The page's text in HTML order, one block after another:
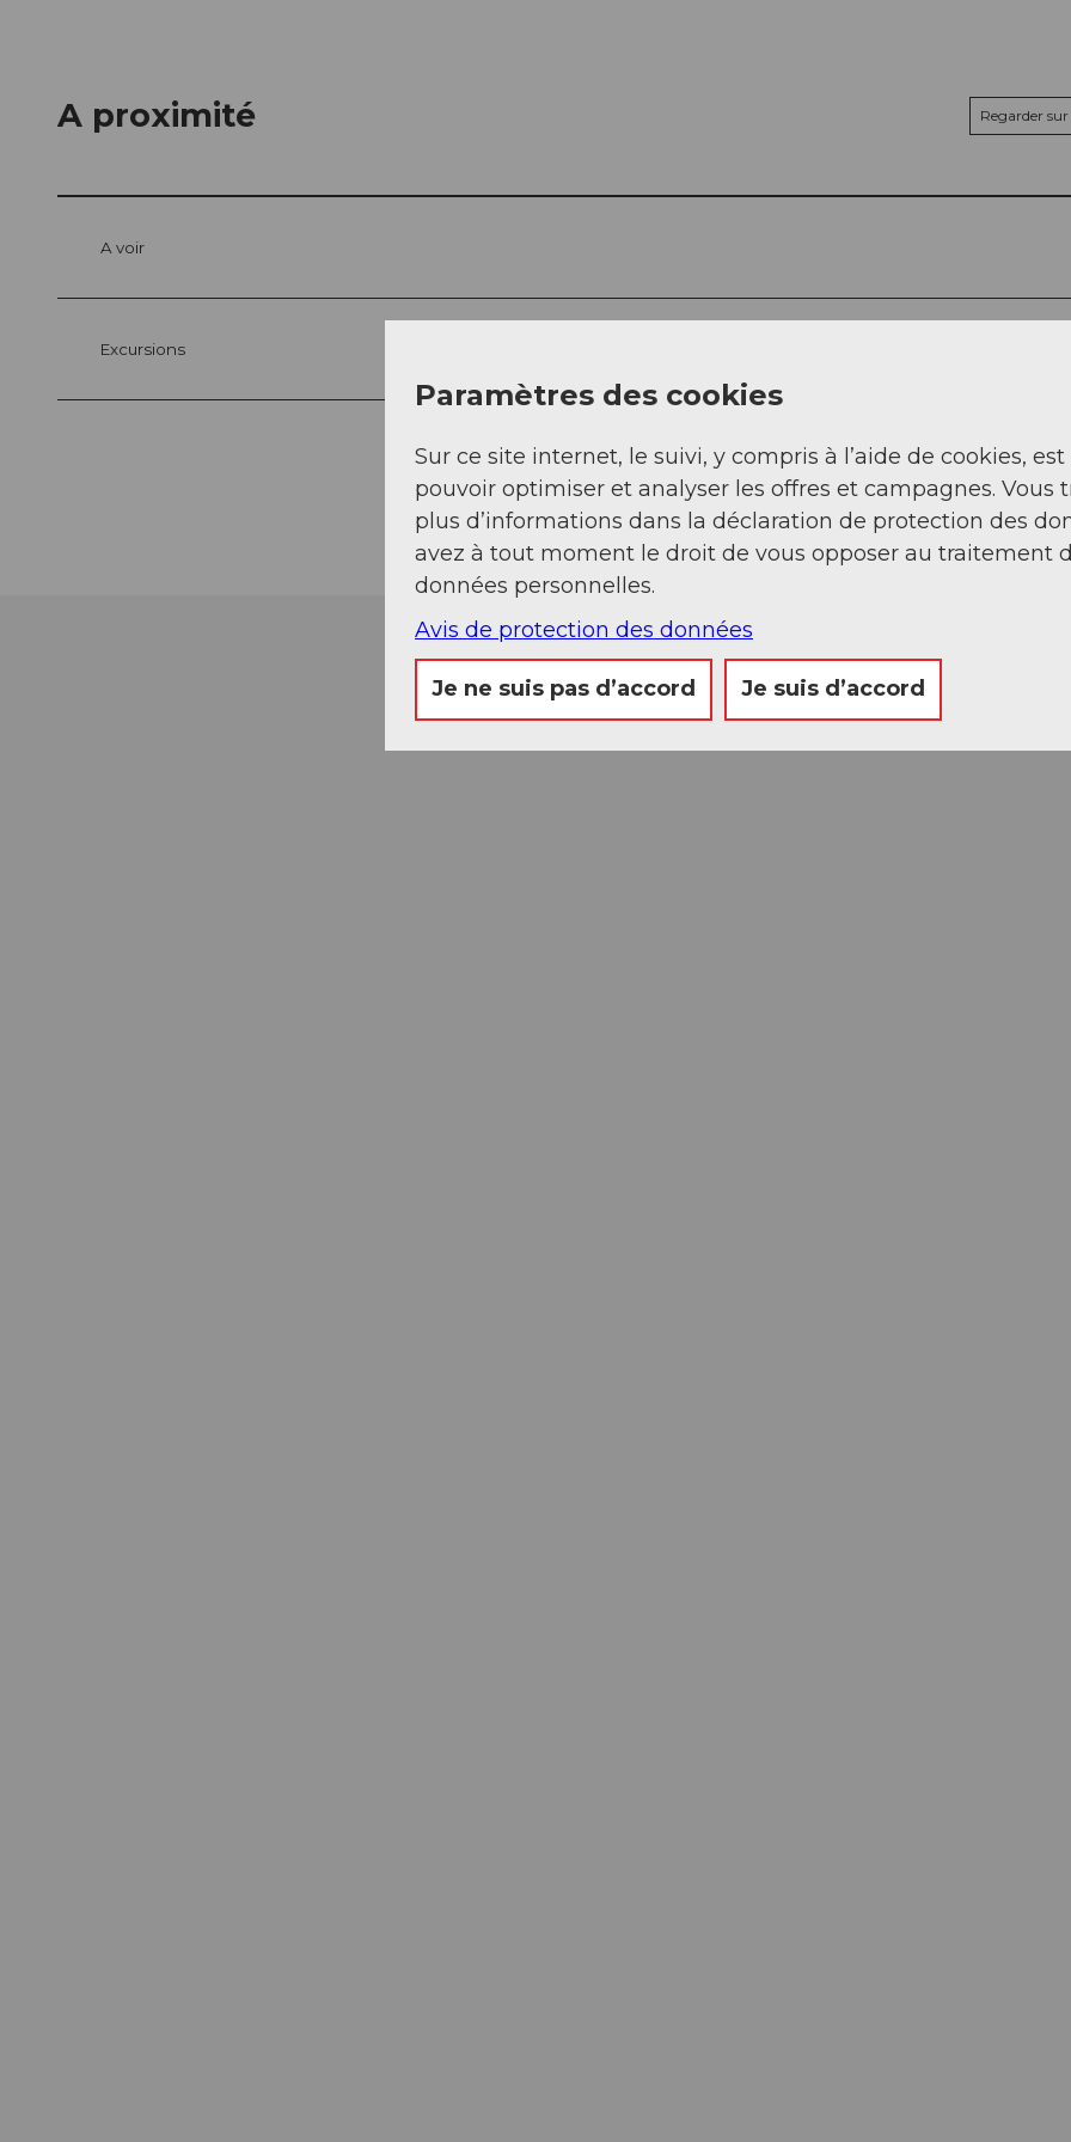
A proximité Regarder
A voir
Excursions
Paramètres des cookies
Sur ce site internet, le suivi, y compris à l’aide de cookies,
pouvoir optimiser et analyser les offres et campagnes. Vous
plus d’informations dans la déclaration de protection des
avez à tout moment le droit de vous opposer au traitement
données personnelles.
Avis de protection des données
Je ne suis pas d’accord Je suis d’accord